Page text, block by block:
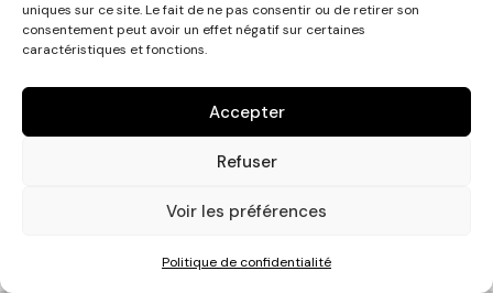
uniques sur ce site. Le fait de ne pas consentir ou de retirer son
consentement peut avoir un effet négatif sur certaines
caractéristiques et fonctions.
Accepter
Refuser
Voir les préférences
Politique de confidentialité